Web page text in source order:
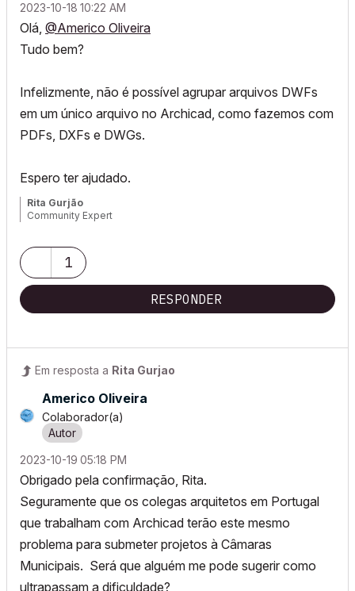
‎2023-10-18 10:22 AM
Olá, @Americo Oliveira
Tudo bem?
Infelizmente, não é possível agrupar arquivos DWFs
em um único arquivo no Archicad, como fazemos com
PDFs, DXFs e DWGs.
Espero ter ajudado.
Rita Gurjão
Community Expert
1
RESPONDER
Em resposta a Rita Gurjao
Americo Oliveira
Colaborador(a)
‎2023-10-19 05:18 PM
Obrigado pela confirmação, Rita.
Seguramente que os colegas arquitetos em Portugal
que trabalham com Archicad terão este mesmo
problema para submeter projetos à Câmaras
Municipais. Será que alguém me pode sugerir como
ultrapassam a dificuldade?